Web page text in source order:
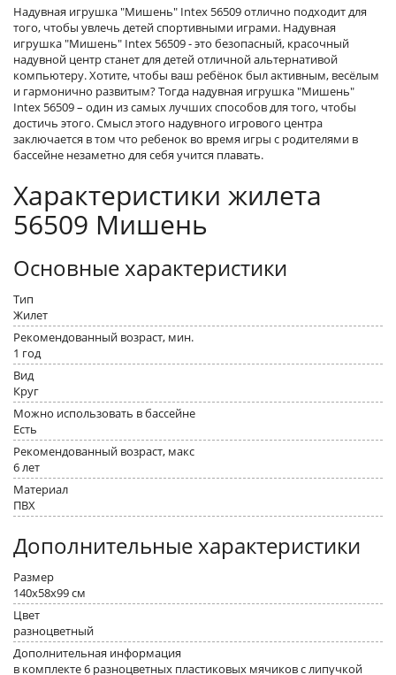
Надувная игрушка "Мишень" Intex 56509 отлично подходит для
того, чтобы увлечь детей спортивными играми. Надувная
игрушка "Мишень" Intex 56509 - это безопасный, красочный
надувной центр станет для детей отличной альтернативой
компьютеру. Хотите, чтобы ваш ребёнок был активным, весёлым
и гармонично развитым? Тогда надувная игрушка "Мишень"
Intex 56509 – один из самых лучших способов для того, чтобы
достичь этого. Смысл этого надувного игрового центра
заключается в том что ребенок во время игры с родителями в
бассейне незаметно для себя учится плавать.
Характеристики жилета
56509 Мишень
Основные характеристики
Тип
Жилет
Рекомендованный возраст, мин.
1 год
Вид
Круг
Можно использовать в бассейне
Есть
Рекомендованный возраст, макс
6 лет
Материал
ПВХ
Дополнительные характеристики
Размер
140x58x99 см
Цвет
разноцветный
Дополнительная информация
в комплекте 6 разноцветных пластиковых мячиков с липучкой